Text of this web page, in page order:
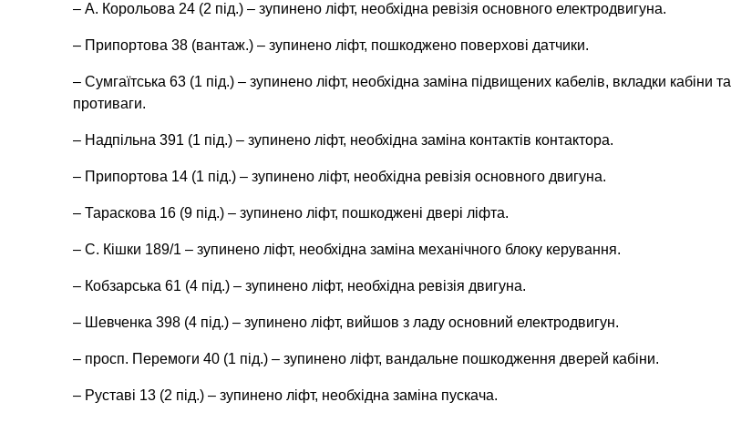
– А. Корольова 24 (2 під.) – зупинено ліфт, необхідна ревізія основного електродвигуна.
– Припортова 38 (вантаж.) – зупинено ліфт, пошкоджено поверхові датчики.
– Сумгаїтська 63 (1 під.) – зупинено ліфт, необхідна заміна підвищених кабелів, вкладки кабіни та
противаги.
– Надпільна 391 (1 під.) – зупинено ліфт, необхідна заміна контактів контактора.
– Припортова 14 (1 під.) – зупинено ліфт, необхідна ревізія основного двигуна.
– Тараскова 16 (9 під.) – зупинено ліфт, пошкоджені двері ліфта.
– С. Кішки 189/1 – зупинено ліфт, необхідна заміна механічного блоку керування.
– Кобзарська 61 (4 під.) – зупинено ліфт, необхідна ревізія двигуна.
– Шевченка 398 (4 під.) – зупинено ліфт, вийшов з ладу основний електродвигун.
– просп. Перемоги 40 (1 під.) – зупинено ліфт, вандальне пошкодження дверей кабіни.
– Руставі 13 (2 під.) – зупинено ліфт, необхідна заміна пускача.